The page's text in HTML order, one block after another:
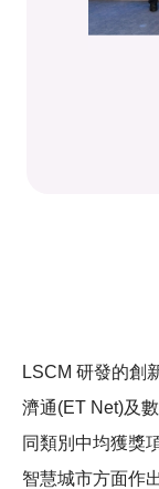
LSCM 研發的創
濟通(ET Net)及
同類別中均獲獎
智慧城市方面作